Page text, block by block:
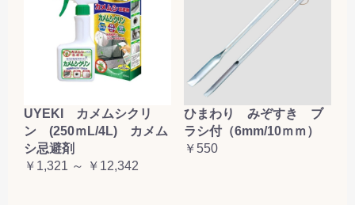
UYEKI カメムシクリ
ン (250ｍL/4L) カメム
シ忌避剤
￥1,321 ～ ￥12,342
ひまわり みぞすき ブ
ラシ付（6mm/10ｍｍ）
￥550